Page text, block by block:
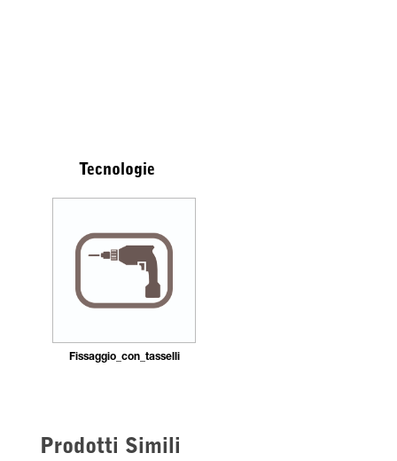
Tecnologie
Fissaggio_con_tasselli
Prodotti Simili